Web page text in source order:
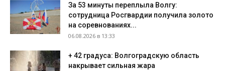
За 53 минуты переплыла Волгу:
сотрудница Росгвардии получила золото
на соревнованиях...
06.08.2026 в 13:33
+ 42 градуса: Волгоградскую область
накрывает сильная жара